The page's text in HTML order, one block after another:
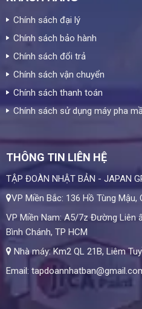
Chính sách đại lý
Chính sách bảo hành
Chính sách đổi trả
Chính sách vận chuyển
Chính sách thanh toán
Chính sách sử dụng máy pha
THÔNG TIN LIÊN HỆ
TẬP ĐOÀN NHẬT BẢN - JAPAN
VP Miền Bắc: 136 Hồ Tùng Mậu,
VP Miền Nam: A5/7z Đường Liên
Bình Chánh, TP HCM
Nhà máy: Km2 QL 21B, Liêm
Email: